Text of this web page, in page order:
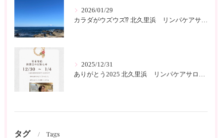
2026/01/29
2025/12/31
タグ Tags